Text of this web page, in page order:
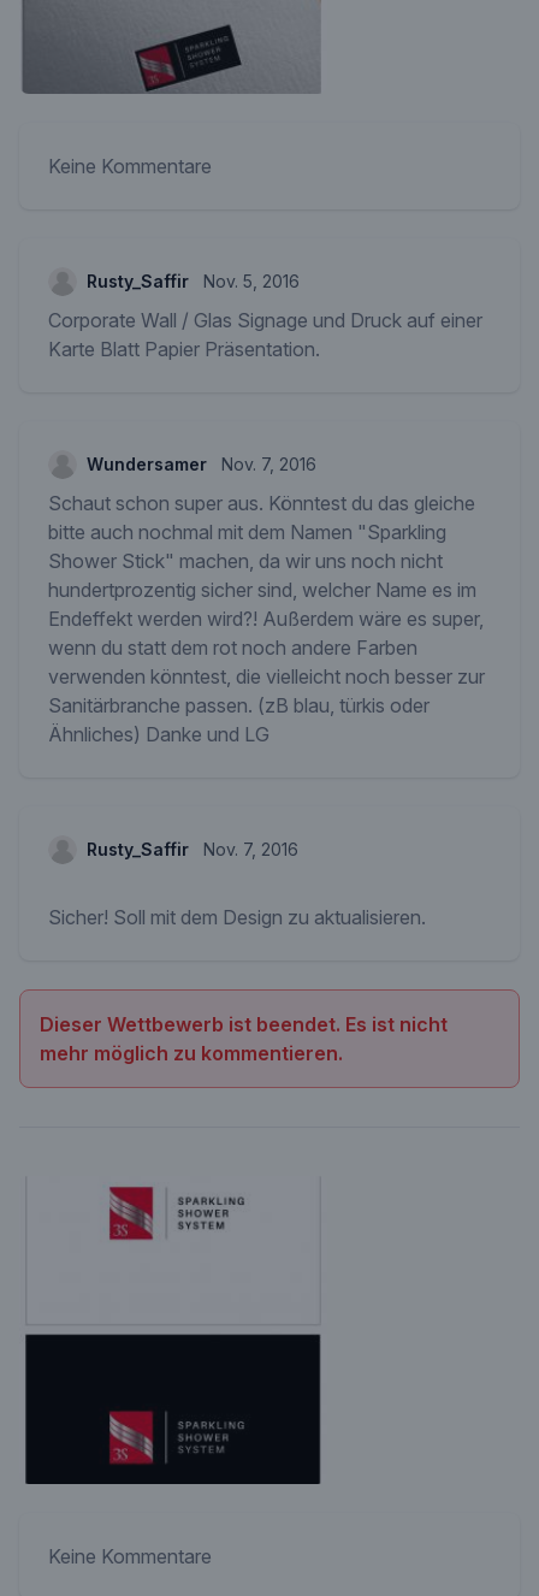
Keine Kommentare
Rusty_Saffir Nov. 5, 2016
Corporate Wall / Glas Signage und Druck auf einer
Karte Blatt Papier Präsentation.
Wundersamer Nov. 7, 2016
Schaut schon super aus. Könntest du das gleiche
bitte auch nochmal mit dem Namen "Sparkling
Shower Stick" machen, da wir uns noch nicht
hundertprozentig sicher sind, welcher Name es im
Endeffekt werden wird?! Außerdem wäre es super,
wenn du statt dem rot noch andere Farben
verwenden könntest, die vielleicht noch besser zur
Sanitärbranche passen. (zB blau, türkis oder
Ähnliches) Danke und LG
Rusty_Saffir Nov. 7, 2016
Sicher! Soll mit dem Design zu aktualisieren.
Dieser Wettbewerb ist beendet. Es ist nicht
mehr möglich zu kommentieren.
Keine Kommentare